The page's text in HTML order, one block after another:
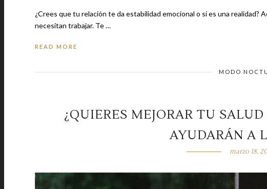
¿Crees que tu relación te da estabilidad emocional o sí es una realidad?
necesitan trabajar. Te …
READ MORE
MODO
¿QUIERES MEJORAR TU
AYUDARÁN A
marzo 18,